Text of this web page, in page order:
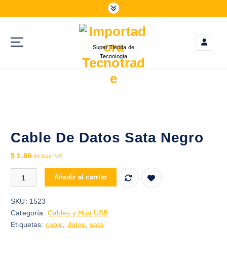
a
Super Tienda de
Tecnología
Cable De Datos Sata Negro
$ 1.86 Incluye IVA
Cable De Datos Sata Negro cantidad
Añadir al carrito
SKU: 1523
Categoría: Cables y Hub USB
Etiquetas: cable, datos, sata